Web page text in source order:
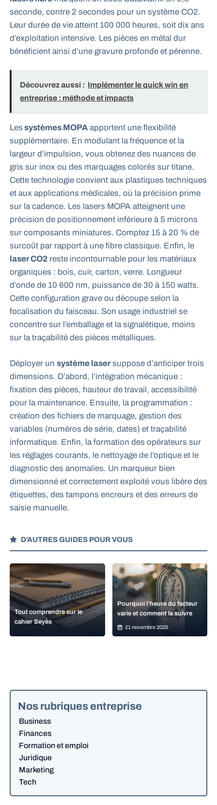
seconde, contre 2 secondes pour un système CO2.
Leur durée de vie atteint 100 000 heures, soit dix ans
d’exploitation intensive. Les pièces en métal dur
bénéficient ainsi d’une gravure profonde et pérenne.
Découvrez aussi :
Implémenter le quick win en
entreprise : méthode et impacts
Les systèmes MOPA apportent une flexibilité
supplémentaire. En modulant la fréquence et la
largeur d’impulsion, vous obtenez des nuances de
gris sur inox ou des marquages colorés sur titane.
Cette technologie convient aux plastiques techniques
et aux applications médicales, où la précision prime
sur la cadence. Les lasers MOPA atteignent une
précision de positionnement inférieure à 5 microns
sur composants miniatures. Comptez 15 à 20 % de
surcoût par rapport à une fibre classique. Enfin, le
laser CO2 reste incontournable pour les matériaux
organiques : bois, cuir, carton, verre. Longueur
d’onde de 10 600 nm, puissance de 30 à 150 watts.
Cette configuration grave ou découpe selon la
focalisation du faisceau. Son usage industriel se
concentre sur l’emballage et la signalétique, moins
sur la traçabilité des pièces métalliques.
Déployer un système lasersuppose d’anticiper trois
dimensions. D’abord, l’intégration mécanique :
fixation des pièces, hauteur de travail, accessibilité
pour la maintenance. Ensuite, la programmation :
création des fichiers de marquage, gestion des
variables (numéros de série, dates) et traçabilité
informatique. Enfin, la formation des opérateurs sur
les réglages courants, le nettoyage de l’optique et le
diagnostic des anomalies. Un marqueur bien
dimensionné et correctement exploité vous libère des
étiquettes, des tampons encreurs et des erreurs de
saisie manuelle.
D'AUTRES GUIDES POUR VOUS
Tout comprendre sur le
cahier Seyès
Pourquoi l’heure du facteur
varie et comment la suivre
21 novembre 2025
Nos rubriques entreprise
Business
Finances
Formation et emploi
Juridique
Marketing
Tech